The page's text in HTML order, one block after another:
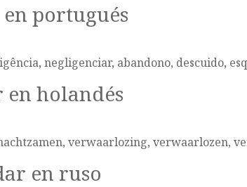
portugués
negligenciar, abandono, descuido,
en holandés
verwaarlozing, verwaarlozen,
en ruso